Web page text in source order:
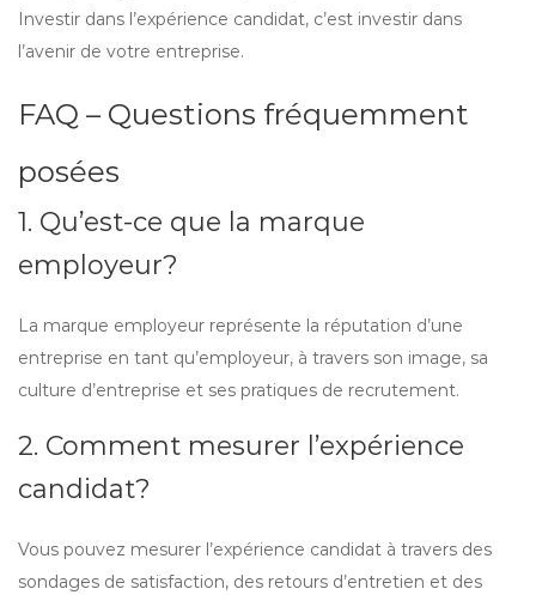
Investir dans l’expérience candidat, c’est investir dans
l’avenir de votre entreprise.
FAQ – Questions fréquemment
posées
1. Qu’est-ce que la marque
employeur?
La marque employeur représente la réputation d’une
entreprise en tant qu’employeur, à travers son image, sa
culture d’entreprise et ses pratiques de recrutement.
2. Comment mesurer l’expérience
candidat?
Vous pouvez mesurer l’expérience candidat à travers des
sondages de satisfaction, des retours d’entretien et des